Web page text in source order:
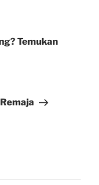
Temukan